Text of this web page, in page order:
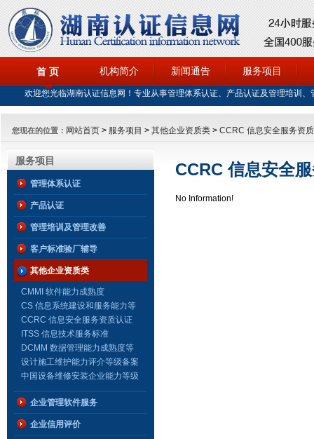
首 页
欢迎您光临湖南认证信息网！专业从事管理体系认证、产品认证及管理培训
机构简介 新闻通告 服务项目
您现在的位置： 网站首页 > 服务项目 > 其他企业资质类 > CCRC 信息安全服务资
服务项目
管理体系认证
产品认证
管理培训及管理改善
客户标准验厂辅导
其他企业资质类
CMMI 软件能力成熟度
CS 信息系统建设和服务能力等
级
CCRC 信息安全服务资质认证
证书
ITSS 信息技术服务标准
DCMM 数据管理能力成熟度等
级证书
设计施工维护能力评介等级备案
证书（安防证书）
中国设备维修安装企业能力等级
证书
企业管理软件服务
企业信用评价
CCRC 信息安全
No Information!